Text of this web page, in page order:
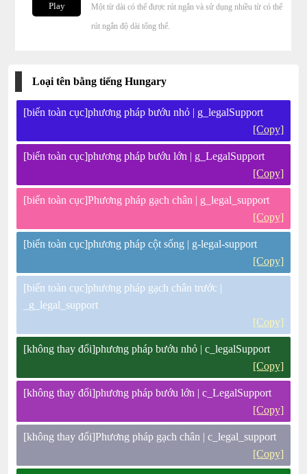
Play
Một từ dài có thể được rút ngắn và sử dụng nhiều từ có thể
rút ngắn độ dài tổng thể.
Loại tên bằng tiếng Hungary
[biến toàn cục]phương pháp bướu nhỏ | g_legalSupport
[Copy]
[biến toàn cục]phương pháp bướu lớn | g_LegalSupport
[Copy]
[biến toàn cục]Phương pháp gạch chân | g_legal_support
[Copy]
[biến toàn cục]phương pháp cột sống | g-legal-support
[Copy]
[biến toàn cục]phương pháp gạch chân trước |
_g_legal_support
[Copy]
[không thay đổi]phương pháp bướu nhỏ | c_legalSupport
[Copy]
[không thay đổi]phương pháp bướu lớn | c_LegalSupport
[Copy]
[không thay đổi]Phương pháp gạch chân | c_legal_support
[Copy]